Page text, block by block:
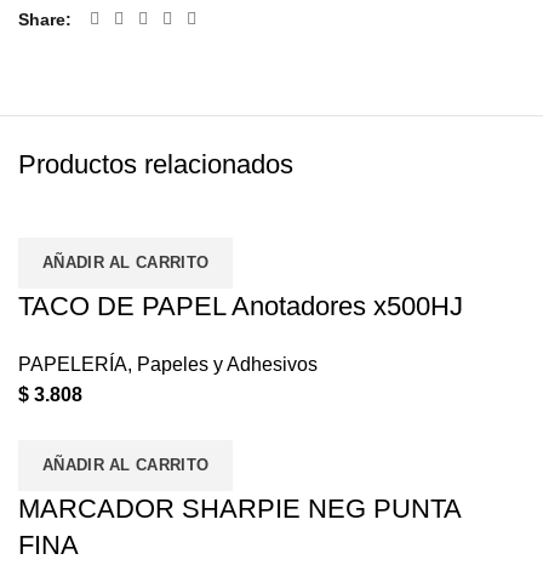
Share
Productos relacionados
AÑADIR AL CARRITO
TACO DE PAPEL Anotadores x500HJ
PAPELERÍA, Papeles y Adhesivos
$ 3.808
AÑADIR AL CARRITO
MARCADOR SHARPIE NEG PUNTA
FINA